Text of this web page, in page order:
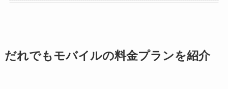
だれでもモバイルの料金プランを紹介